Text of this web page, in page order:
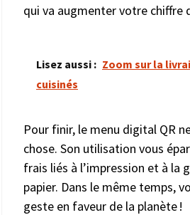
qui va augmenter votre chiffre
Lisez aussi : Zoom sur la
cuisinés
Pour finir, le menu digital QR
chose. Son utilisation vous
frais liés à l’impression et à la
papier. Dans le même temps,
geste en faveur de la planète !